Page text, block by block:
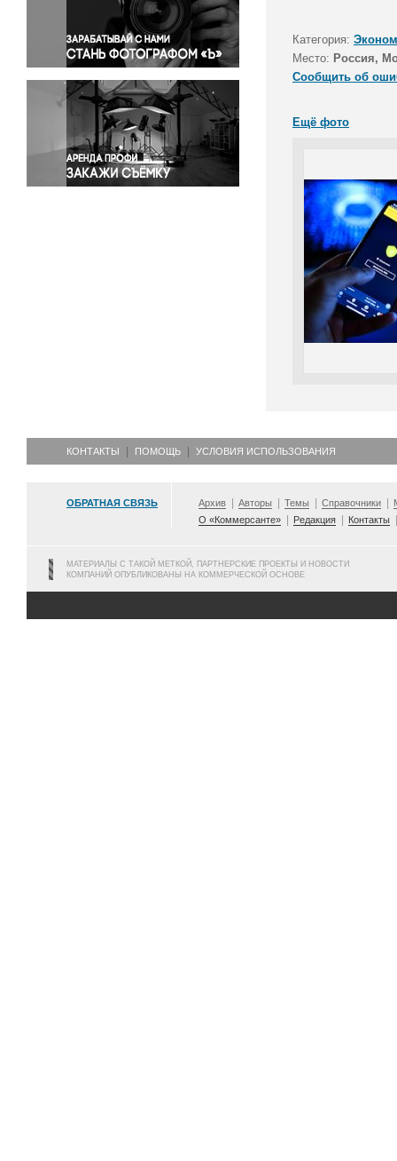
Правосудие
Происшествия и конфликты
Религия
Светская жизнь
Спорт
Экология
Экономика и бизнес
Категория:
Место: Россия,
Сообщить об
Ещё фото
КОНТАКТЫ ПОМОЩЬ УСЛОВИЯ ИСПОЛЬЗОВАНИЯ
ОБРАТНАЯ СВЯЗЬ Архив Авторы Темы Справочники
О «Коммерсанте»
Редакция Контакты
МАТЕРИАЛЫ С ТАКОЙ МЕТКОЙ, ПАРТНЕРСКИЕ ПРОЕКТЫ И НОВОСТИ
КОМПАНИЙ ОПУБЛИКОВАНЫ НА КОММЕРЧЕСКОЙ ОСНОВЕ